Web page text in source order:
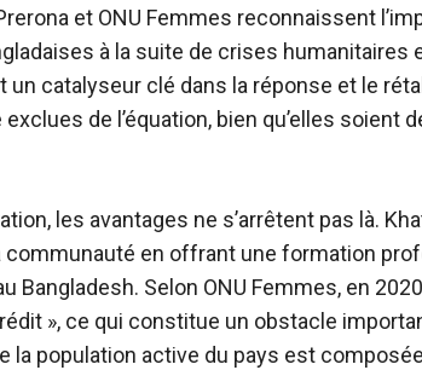
et ONU Femmes reconnaissent
à la suite de crises humanitaires
catalyseur clé dans la réponse et le
de l’équation, bien qu’elles soient
les avantages ne s’arrêtent pas là.
communauté en offrant une formation
Selon ONU Femmes, en
», ce qui constitue un obstacle
la population active du pays est